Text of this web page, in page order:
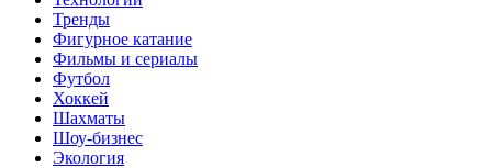
Тренды
Фигурное катание
Фильмы и сериалы
Футбол
Хоккей
Шахматы
Шоу-бизнес
Экология